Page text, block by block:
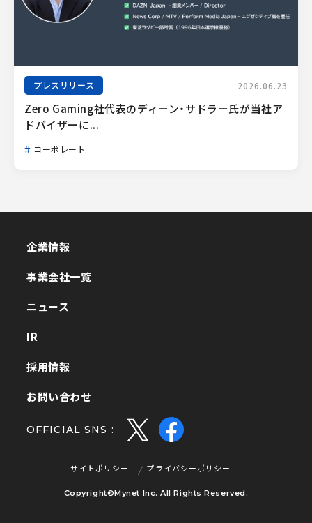
プレスリリース 2026.06.23
Zero Gaming社代表のディーン・サドラー氏が当社ア
ドバイザーに...
コーポレート
企業情報
事業会社一覧
ニュース
IR
採用情報
お問い合わせ
OFFICIAL SNS :
サイトポリシー
プライバシーポリシー
Copyright©Mynet Inc. All Rights Reserved.